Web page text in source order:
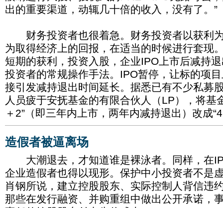
出的重要渠道，动辄几十倍的收入，没有了。”
财务投资者也很着急。财务投资者以获利
为取得经济上的回报，在适当的时候进行套现
短期的获利，投资入股，企业IPO上市后减持
投资者的常规操作手法。IPO暂停，让标的项
接引发减持退出时间延长。据悉已有不少私募
人员疲于安抚基金的有限合伙人（LP），将基
＋2”（即三年内上市，两年内减持退出）改成
造假者被逼离场
大潮退去，才知道谁是裸泳者。同样，在
企业造假者也得以现形。保护中小投资者不是
肖钢所说，建立控股股东、实际控制人背信违
那些在发行融资、并购重组中做出公开承诺，